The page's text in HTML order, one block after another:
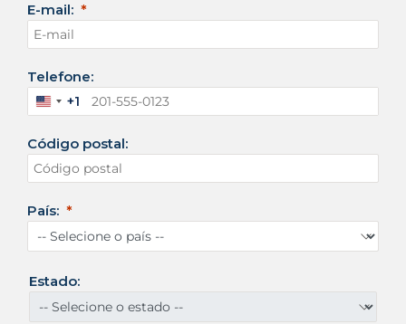
E-mail:
Telefone:
E
t
a
d
s
U
i
o
+1
Código postal:
País:
Estado: